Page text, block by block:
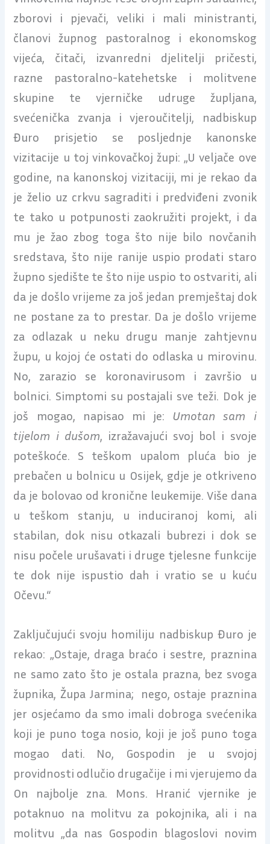
zborovi i pjevači, veliki i mali ministranti,
članovi župnog pastoralnog i ekonomskog
vijeća, čitači, izvanredni djelitelji pričesti,
razne pastoralno-katehetske i molitvene
skupine te vjerničke udruge župljana,
svećenička zvanja i vjeroučitelji, nadbiskup
Đuro prisjetio se posljednje kanonske
vizitacije u toj vinkovačkoj župi: „U veljače ove
godine, na kanonskoj vizitaciji, mi je rekao da
je želio uz crkvu sagraditi i predviđeni zvonik
te tako u potpunosti zaokružiti projekt, i da
mu je žao zbog toga što nije bilo novčanih
sredstava, što nije ranije uspio prodati staro
župno sjedište te što nije uspio to ostvariti, ali
da je došlo vrijeme za još jedan premještaj dok
ne postane za to prestar. Da je došlo vrijeme
za odlazak u neku drugu manje zahtjevnu
župu, u kojoj će ostati do odlaska u mirovinu.
No, zarazio se koronavirusom i završio u
bolnici. Simptomi su postajali sve teži. Dok je
još mogao, napisao mi je: Umotan sam i
tijelom i dušom , izražavajući svoj bol i svoje
poteškoće. S teškom upalom pluća bio je
prebačen u bolnicu u Osijek, gdje je otkriveno
da je bolovao od kronične leukemije. Više dana
u teškom stanju, u induciranoj komi, ali
stabilan, dok nisu otkazali bubrezi i dok se
nisu počele urušavati i druge tjelesne funkcije
te dok nije ispustio dah i vratio se u kuću
Očevu.“
Zaključujući svoju homiliju nadbiskup Đuro je
rekao: „Ostaje, draga braćo i sestre, praznina
ne samo zato što je ostala prazna, bez svoga
župnika, Župa Jarmina; nego, ostaje praznina
jer osjećamo da smo imali dobroga svećenika
koji je puno toga nosio, koji je još puno toga
mogao dati. No, Gospodin je u svojoj
providnosti odlučio drugačije i mi vjerujemo da
On najbolje zna. Mons. Hranić vjernike je
potaknuo na molitvu za pokojnika, ali i na
molitvu „da nas Gospodin blagoslovi novim